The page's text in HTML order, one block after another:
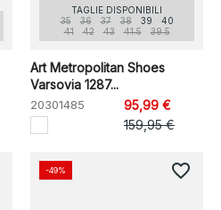
TAGLIE DISPONIBILI
35
36 37 38 39
40
41
42 43 41.5 39.5
Art Metropolitan Shoes
Varsovia 1287...
20301485
95,99 €
159,95 €
-49% favorite_border